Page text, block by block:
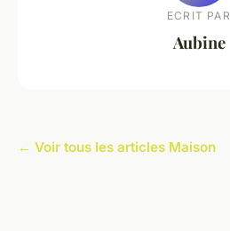
ECRIT PAR
Aubine
← Voir tous les articles Maison